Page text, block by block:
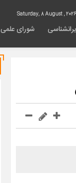
شورای علمی